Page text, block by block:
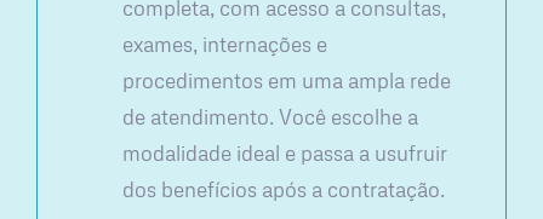
completa, com acesso a consultas,
exames, internações e
procedimentos em uma ampla rede
de atendimento. Você escolhe a
modalidade ideal e passa a usufruir
dos benefícios após a contratação.